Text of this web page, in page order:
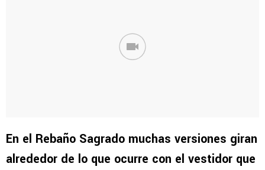
En el Rebaño Sagrado muchas versiones giran
alrededor de lo que ocurre con el vestidor que